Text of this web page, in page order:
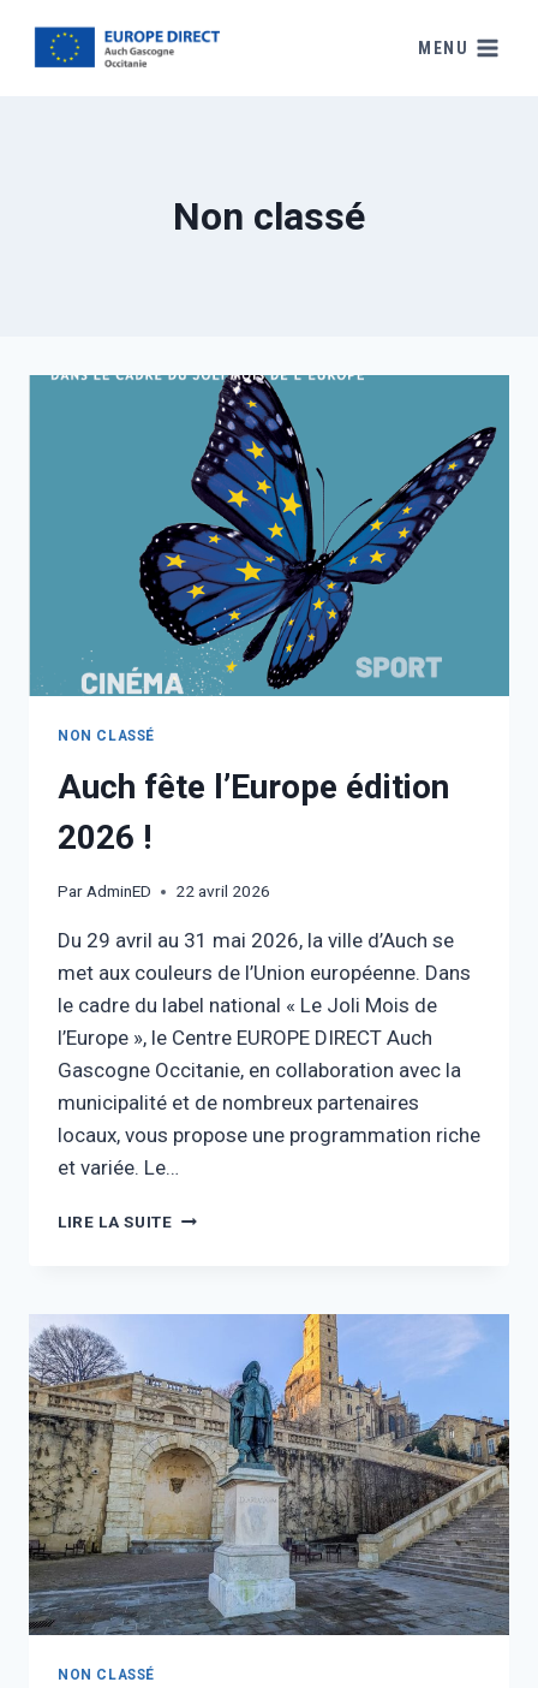
MENU
Non classé
NON CLASSÉ
Auch fête l’Europe édition
2026 !
Par AdminED 22 avril 2026
Du 29 avril au 31 mai 2026, la ville d’Auch se
met aux couleurs de l’Union européenne. Dans
le cadre du label national « Le Joli Mois de
l’Europe », le Centre EUROPE DIRECT Auch
Gascogne Occitanie, en collaboration avec la
municipalité et de nombreux partenaires
locaux, vous propose une programmation riche
et variée. Le…
LIRE LA SUITE
NON CLASSÉ